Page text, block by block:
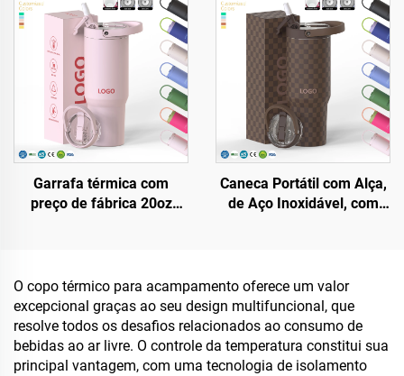
a Vácuo, 20oz 30oz 40oz
Copo com Alça
inoxidável, com tampa à
prova de vazamentos,
canudo e alça, ideal para
viagens
Garrafa térmica com
preço de fábrica 20oz
aço inoxidável, garrafa
para sublimação
Caneca Portátil com Alça,
de Aço Inoxidável, com
Quentes e Frias, com
Logotipo Personalizado
O copo térmico para acampamento oferece um valor
excepcional graças ao seu design multifuncional, que
resolve todos os desafios relacionados ao consumo de
bebidas ao ar livre. O controle da temperatura constitui sua
principal vantagem, com uma tecnologia de isolamento